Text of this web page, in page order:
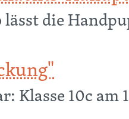
lässt die
Klasse 10c am